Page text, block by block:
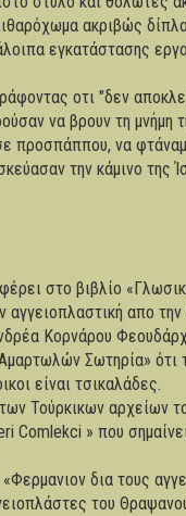
ακριβώς
εγκατάστασης
οτι "δεν
να βρουν τη μνήμη
προσπάππου, να
την κάμινο της
στο βιβλίο
αγγειοπλαστική απο
Κορνάρου
Σωτηρία»
είναι τσικαλάδες.
Τούρκικων αρχείων
Comlekci » που
δια τους
του